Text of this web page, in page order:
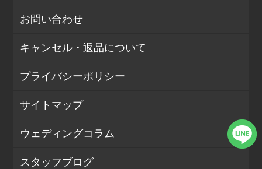
お問い合わせ
キャンセル・返品について
プライバシーポリシー
サイトマップ
ウェディングコラム
スタッフブログ